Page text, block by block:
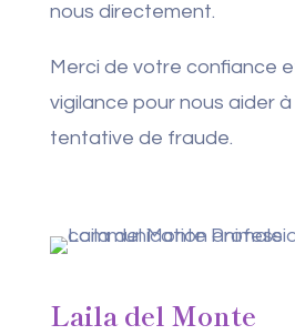
nous directement.
Merci de votre confiance
vigilance pour nous aider
tentative de fraude.
Laila del Monte